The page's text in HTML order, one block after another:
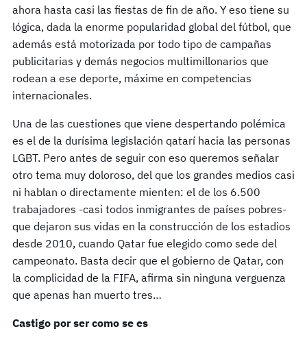
ahora hasta casi las fiestas de fin de año. Y eso tiene su
lógica, dada la enorme popularidad global del fútbol, que
además está motorizada por todo tipo de campañas
publicitarias y demás negocios multimillonarios que
rodean a ese deporte, máxime en competencias
internacionales.
Una de las cuestiones que viene despertando polémica
es el de la durísima legislación qatarí hacia las personas
LGBT. Pero antes de seguir con eso queremos señalar
otro tema muy doloroso, del que los grandes medios casi
ni hablan o directamente mienten: el de los 6.500
trabajadores -casi todos inmigrantes de países pobres-
que dejaron sus vidas en la construcción de los estadios
desde 2010, cuando Qatar fue elegido como sede del
campeonato. Basta decir que el gobierno de Qatar, con
la complicidad de la FIFA, afirma sin ninguna verguenza
que apenas han muerto tres…
Castigo por ser como se es